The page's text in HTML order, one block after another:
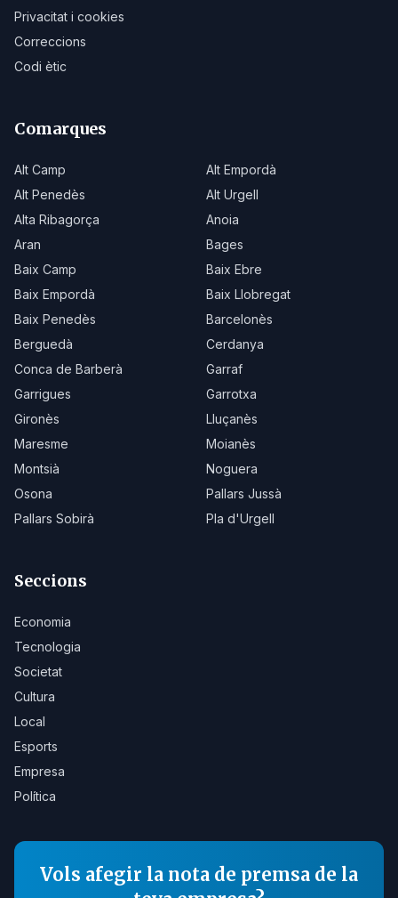
Privacitat i cookies
Correccions
Codi ètic
Comarques
Alt Camp
Alt Empordà
Alt Penedès
Alt Urgell
Alta Ribagorça
Anoia
Aran
Bages
Baix Camp
Baix Ebre
Baix Empordà
Baix Llobregat
Baix Penedès
Barcelonès
Berguedà
Cerdanya
Conca de Barberà
Garraf
Garrigues
Garrotxa
Gironès
Lluçanès
Maresme
Moianès
Montsià
Noguera
Osona
Pallars Jussà
Pallars Sobirà
Pla d'Urgell
Seccions
Economia
Tecnologia
Societat
Cultura
Local
Esports
Empresa
Política
Vols afegir la nota de premsa de la